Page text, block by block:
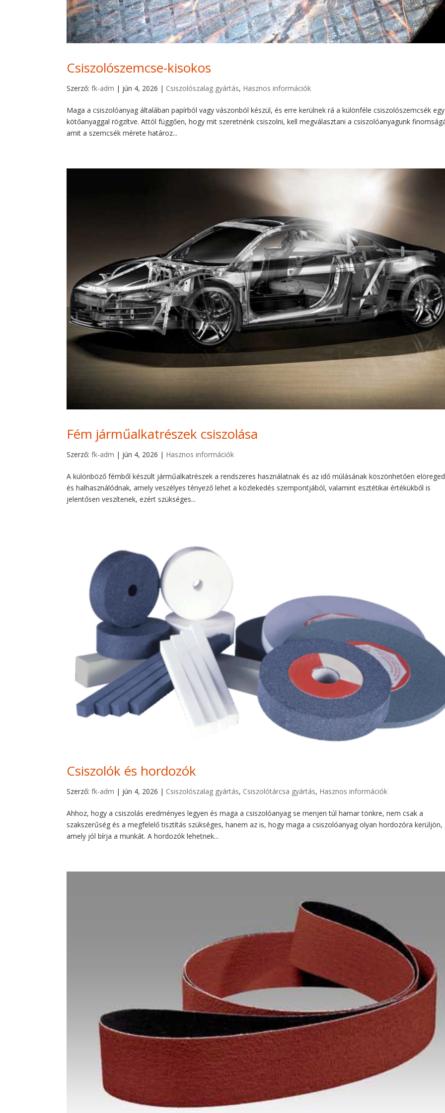
Csiszolószemcse-kisokos
Szerző:fk-adm | jún 4, 2026 | Csiszolószalag gyártás, Hasznos információk
Maga a csiszolóanyag általában papírból vagy vászonból készül, és erre kerülnek rá a különféle csiszolószemcsék egy
kötőanyaggal rögzítve. Attól függően, hogy mit szeretnénk csiszolni, kell megválasztani a csiszolóanyagunk
amit a szemcsék mérete határoz...
Fém járműalkatrészek csiszolása
Szerző:fk-adm | jún 4, 2026 | Hasznos információk
A különböző fémből készült járműalkatrészek a rendszeres használatnak és az idő múlásának köszönhetően
és halhasználódnak, amely veszélyes tényező lehet a közlekedés szempontjából, valamint esztétikai értékükből is
jelentősen veszítenek, ezért szükséges...
Csiszolók és hordozók
Szerző:fk-adm | jún 4, 2026 | Csiszolószalag gyártás, Csiszolótárcsa gyártás, Hasznos információk
Ahhoz, hogy a csiszolás eredményes legyen és maga a csiszolóanyag se menjen túl hamar tönkre, nem csak a
szakszerűség és a megfelelő tisztítás szükséges, hanem az is, hogy maga a csiszolóanyag olyan hordozóra kerüljön,
amely jól bírja a munkát. A hordozók lehetnek...